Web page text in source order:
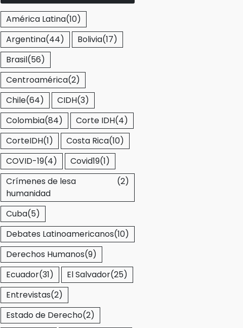
América Latina(10)
Argentina(44) Bolivia(17)
Brasil(56)
Centroamérica(2)
Chile(64) CIDH(3)
Colombia(84) Corte IDH(4)
CorteIDH(1) Costa Rica(10)
COVID-19(4) Covid19(1)
Crímenes de lesa
humanidad
(2)
Cuba(5)
Debates Latinoamericanos(10)
Derechos Humanos(9)
Ecuador(31) El Salvador(25)
Entrevistas(2)
Estado de Derecho(2)